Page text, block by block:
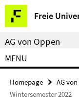
Springe
direkt
zu
Inhalt
Freie
Service
Navigation
AG von Oppen
MENU
Homepage AG
Wintersemester 2022